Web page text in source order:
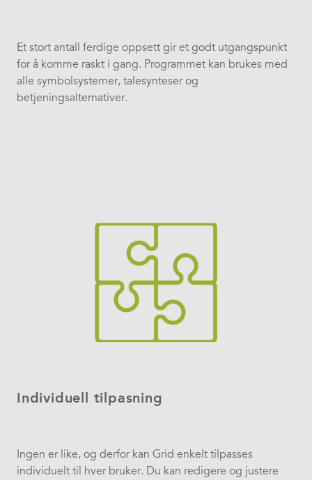
Et stort antall ferdige oppsett gir et godt utgangspunkt
for å komme raskt i gang. Programmet kan brukes med
alle symbolsystemer, talesynteser og
betjeningsalternativer.
Individuell tilpasning
Ingen er like, og derfor kan Grid enkelt tilpasses
individuelt til hver bruker. Du kan redigere og justere